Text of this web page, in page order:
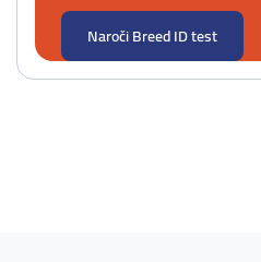
Naroči Breed ID test